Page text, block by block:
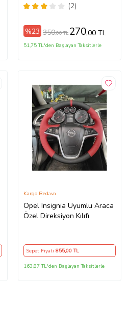
(2)
%23 350,00 TL 270,00 TL
51,75 TL'den Başlayan Taksitlerle
Opel Insignia Uyumlu Araca
Özel Direksiyon Kılıfı
Kargo Bedava
Sepet Fiyatı855,00 TL
163,87 TL'den Başlayan Taksitlerle